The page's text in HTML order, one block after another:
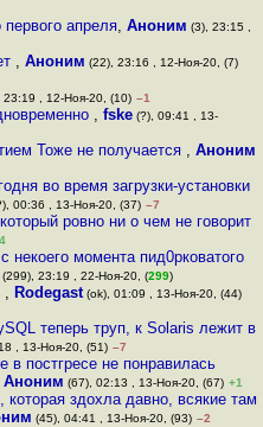
апреля,Аноним (3), 23:15 ,
,Аноним (22), 23:16 , 12-Ноя-20, (7)
23:19 , 12-Ноя-20, (10) –1
, fske(?), 09:41 , 13-
Тоже не получается ,Аноним
во время загрузки-установки
00:36 , 13-Ноя-20, (37) –7
ровно ни о чем не говорит
некоего момента пид0рковатого
(299), 23:19 , 22-Ноя-20, (299)
, Rodegast(ok), 01:09 , 13-Ноя-20, (44)
теперь труп, к Solaris лежит в
, 13-Ноя-20, (51) –7
постгресе не понравилась
Аноним (67), 02:13 , 13-Ноя-20, (67) +1
здохла давно, всякие там
(45), 04:41 , 13-Ноя-20, (93) –2